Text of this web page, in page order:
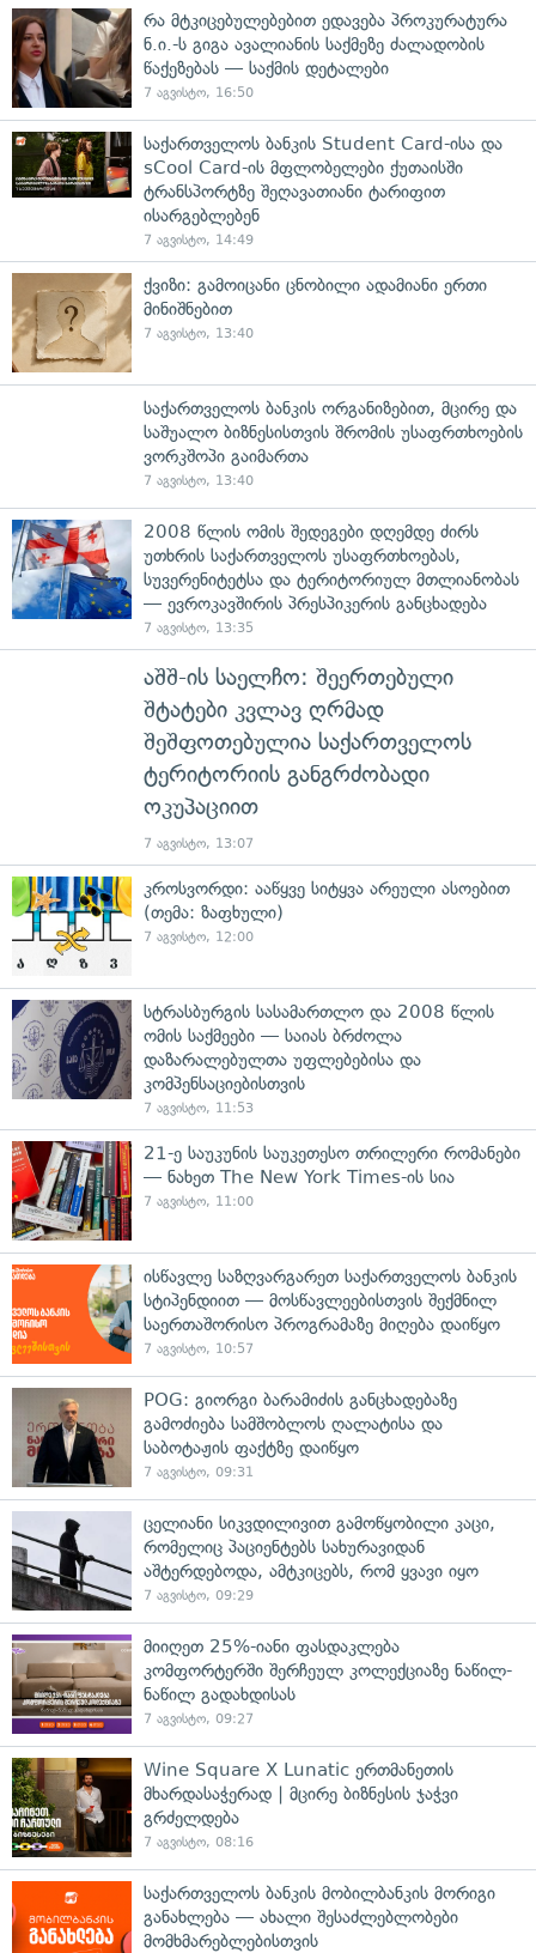
რა მტკიცებულებებით ედავება პროკურატურა
ნ.ი.-ს გიგა ავალიანის საქმეზე ძალადობის
წაქეზებას — საქმის დეტალები
7 აგვისტო, 16:50
საქართველოს ბანკის Student Card-ისა და
sCool Card-ის მფლობელები ქუთაისში
ტრანსპორტზე შეღავათიანი ტარიფით
ისარგებლებენ
7 აგვისტო, 14:49
ქვიზი: გამოიცანი ცნობილი ადამიანი ერთი
მინიშნებით
7 აგვისტო, 13:40
საქართველოს ბანკის ორგანიზებით, მცირე და
საშუალო ბიზნესისთვის შრომის უსაფრთხოების
ვორკშოპი გაიმართა
7 აგვისტო, 13:40
2008 წლის ომის შედეგები დღემდე ძირს
უთხრის საქართველოს უსაფრთხოებას,
სუვერენიტეტსა და ტერიტორიულ მთლიანობას
— ევროკავშირის პრესპიკერის განცხადება
7 აგვისტო, 13:35
აშშ-ის საელჩო: შეერთებული
შტატები კვლავ ღრმად
შეშფოთებულია საქართველოს
ტერიტორიის განგრძობადი
ოკუპაციით
7 აგვისტო, 13:07
კროსვორდი: ააწყვე სიტყვა არეული ასოებით
(თემა: ზაფხული)
7 აგვისტო, 12:00
სტრასბურგის სასამართლო და 2008 წლის
ომის საქმეები — საიას ბრძოლა
დაზარალებულთა უფლებებისა და
კომპენსაციებისთვის
7 აგვისტო, 11:53
21-ე საუკუნის საუკეთესო თრილერი რომანები
— ნახეთ The New York Times-ის სია
7 აგვისტო, 11:00
ისწავლე საზღვარგარეთ საქართველოს ბანკის
სტიპენდიით — მოსწავლეებისთვის შექმნილ
საერთაშორისო პროგრამაზე მიღება დაიწყო
7 აგვისტო, 10:57
POG: გიორგი ბარამიძის განცხადებაზე
გამოძიება სამშობლოს ღალატისა და
საბოტაჟის ფაქტზე დაიწყო
7 აგვისტო, 09:31
ცელიანი სიკვდილივით გამოწყობილი კაცი,
რომელიც პაციენტებს სახურავიდან
აშტერდებოდა, ამტკიცებს, რომ ყვავი იყო
7 აგვისტო, 09:29
მიიღეთ 25%-იანი ფასდაკლება
კომფორტერში შერჩეულ კოლექციაზე ნაწილ-
ნაწილ გადახდისას
7 აგვისტო, 09:27
Wine Square X Lunatic ერთმანეთის
მხარდასაჭერად | მცირე ბიზნესის ჯაჭვი
გრძელდება
7 აგვისტო, 08:16
საქართველოს ბანკის მობილბანკის მორიგი
განახლება — ახალი შესაძლებლობები
მომხმარებლებისთვის